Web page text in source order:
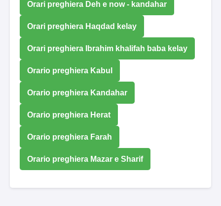
Orari preghiera Deh e now - kandahar
Orari preghiera Haqdad kelay
Orari preghiera Ibrahim khalifah baba kelay
Orario preghiera Kabul
Orario preghiera Kandahar
Orario preghiera Herat
Orario preghiera Farah
Orario preghiera Mazar e Sharif